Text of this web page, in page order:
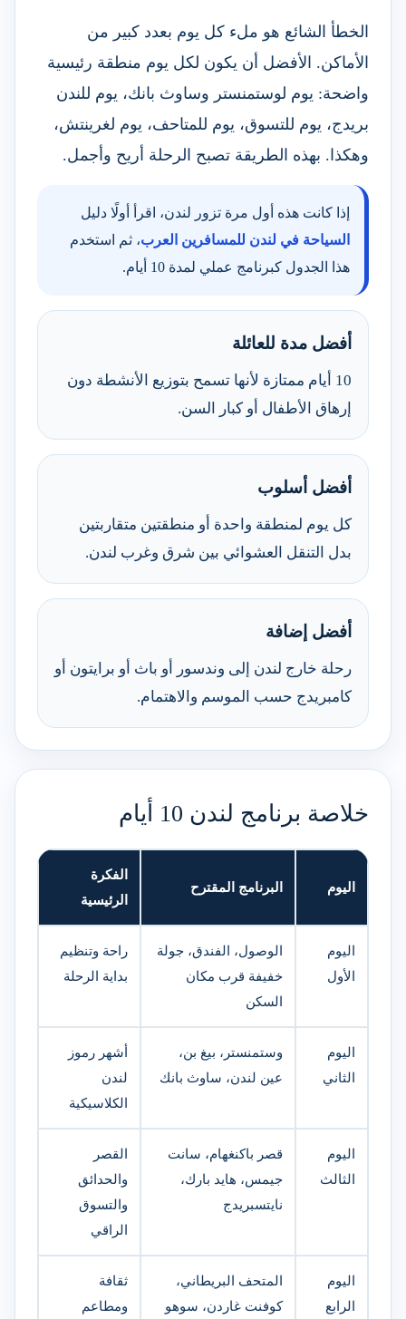
الخطأ الشائع هو ملء كل يوم بعدد كبير من
الأماكن. الأفضل أن يكون لكل يوم منطقة رئيسية
واضحة: يوم لوستمنستر وساوث بانك، يوم للندن
بريدج، يوم للتسوق، يوم للمتاحف، يوم لغرينتش،
وهكذا. بهذه الطريقة تصبح الرحلة أريح وأجمل.
إذا كانت هذه أول مرة تزور لندن، اقرأ أولًا دليل
السياحة في لندن للمسافرين العرب، ثم استخدم
هذا الجدول كبرنامج عملي لمدة 10 أيام.
أفضل مدة للعائلة
10 أيام ممتازة لأنها تسمح بتوزيع الأنشطة دون
إرهاق الأطفال أو كبار السن.
أفضل أسلوب
كل يوم لمنطقة واحدة أو منطقتين متقاربتين
بدل التنقل العشوائي بين شرق وغرب لندن.
أفضل إضافة
رحلة خارج لندن إلى وندسور أو باث أو برايتون أو
كامبريدج حسب الموسم والاهتمام.
خلاصة برنامج لندن 10 أيام
اليوم البرنامج المقترح
الفكرة
الرئيسية
اليوم
الأول
الوصول، الفندق، جولة
خفيفة قرب مكان
السكن
راحة وتنظيم
بداية الرحلة
اليوم
الثاني
وستمنستر، بيغ بن،
عين لندن، ساوث بانك
أشهر رموز
لندن
الكلاسيكية
اليوم
الثالث
قصر باكنغهام، سانت
جيمس، هايد بارك،
نايتسبريدج
القصر
والحدائق
والتسوق
الراقي
اليوم
الرابع
المتحف البريطاني،
كوفنت غاردن، سوهو
ثقافة
ومطاعم